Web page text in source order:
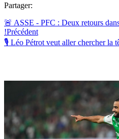
Partager:
🚨 ASSE - PFC : Deux retours
!Précédent
🎙 Léo Pétrot veut aller chercher la